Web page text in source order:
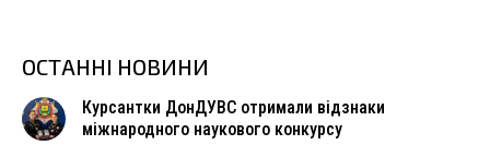
ОСТАННІ НОВИНИ
Курсантки ДонДУВС отримали відзнаки
міжнародного наукового конкурсу